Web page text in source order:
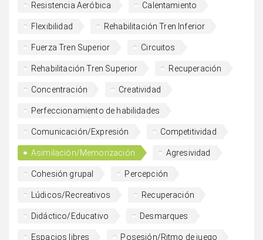
Resistencia Aeróbica Calentamiento
Flexibilidad Rehabilitación Tren Inferior
Fuerza Tren Superior Circuitos
Rehabilitación Tren Superior Recuperación
Concentración Creatividad
Perfeccionamiento de habilidades
Comunicación/Expresión Competitividad
Asimilación/Memorización Agresividad
Cohesión grupal Percepción
Lúdicos/Recreativos Recuperación
Didáctico/Educativo Desmarques
Espacios libres Posesión/Ritmo de juego